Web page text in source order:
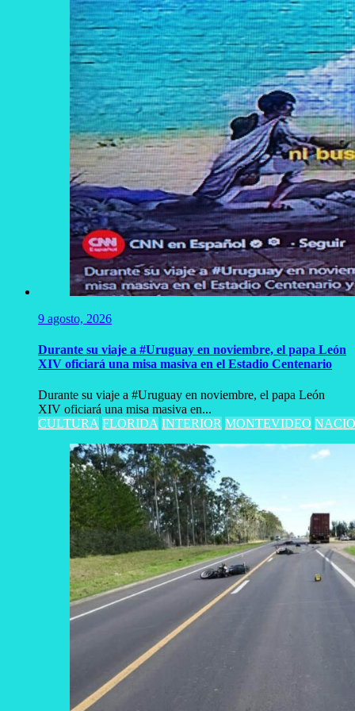
9 agosto, 2026
Durante su viaje a #Uruguay en noviembre, el papa León
XIV oficiará una misa masiva en el Estadio Centenario
Durante su viaje a #Uruguay en noviembre, el papa León
XIV oficiará una misa masiva en...
CULTURA FLORIDA INTERIOR MONTEVIDEO